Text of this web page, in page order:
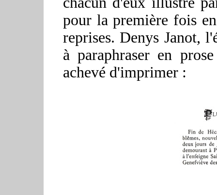
pour la première fois
reprises. Denys Janot,
à paraphraser en
achevé d'imprimer :